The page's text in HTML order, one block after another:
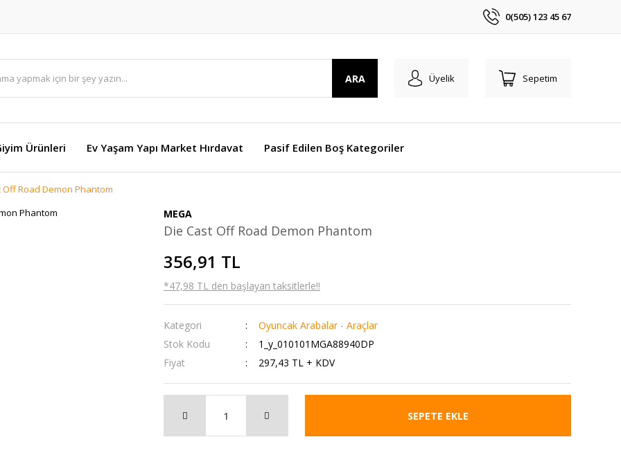
0(505) 123 45 67
ARA Üyelik Sepetim
Ürünleri Ev Yaşam Yapı Market Hırdavat Pasif Edilen Boş Kategoriler
Off Road Demon Phantom
MEGA
Die Cast Off Road Demon Phantom
356,91 TL
*47,98 TL den başlayan taksitlerle!!
Kategori
Oyuncak Arabalar - Araçlar
Stok Kodu
1_y_010101MGA88940DP
Fiyat
297,43 TL + KDV
SEPETE EKLE